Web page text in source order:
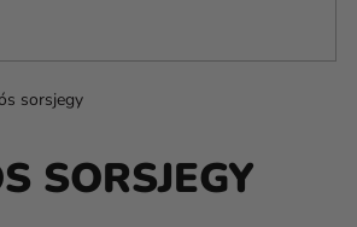
sorsjegy
SORSJEGY